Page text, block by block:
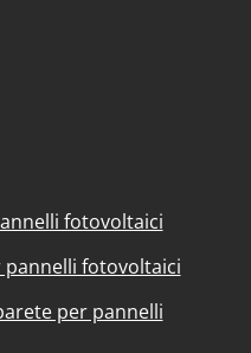
fotovoltaici
fotovoltaici
per pannelli